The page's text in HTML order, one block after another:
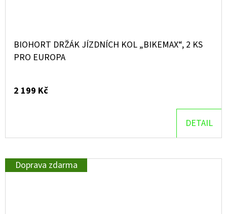
BIOHORT DRŽÁK JÍZDNÍCH KOL „BIKEMAX“, 2 KS
PRO EUROPA
2 199 Kč
DETAIL
Doprava zdarma